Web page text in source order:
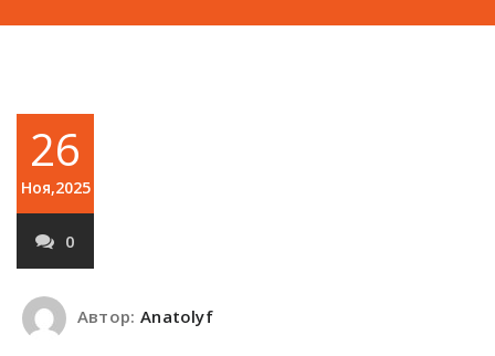
26
Ноя,2025
0
Автор: Anatolyf